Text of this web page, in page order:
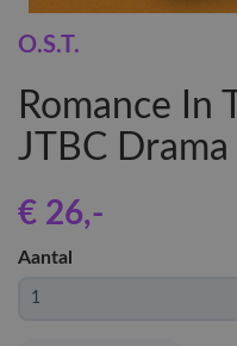
O.S.T.
Romance In
JTBC Drama
€ 26,-
Aantal